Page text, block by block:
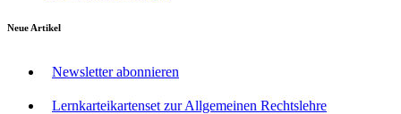
Neue Artikel
Newsletter abonnieren
Lernkarteikartenset zur Allgemeinen Rechtslehre